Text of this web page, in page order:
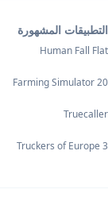
التطبيقات المشهورة
Human Fall Flat
Farming Simulator 20
Truecaller
Truckers of Europe 3